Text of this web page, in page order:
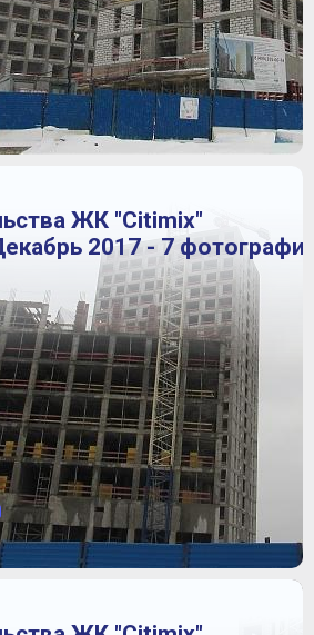
ЖК "Citimix"
2017 - 7